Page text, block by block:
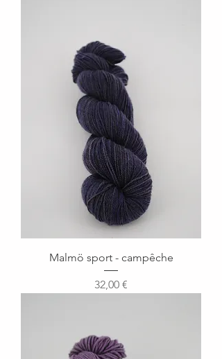
Malmö sport - campêche
Prix
32,00 €